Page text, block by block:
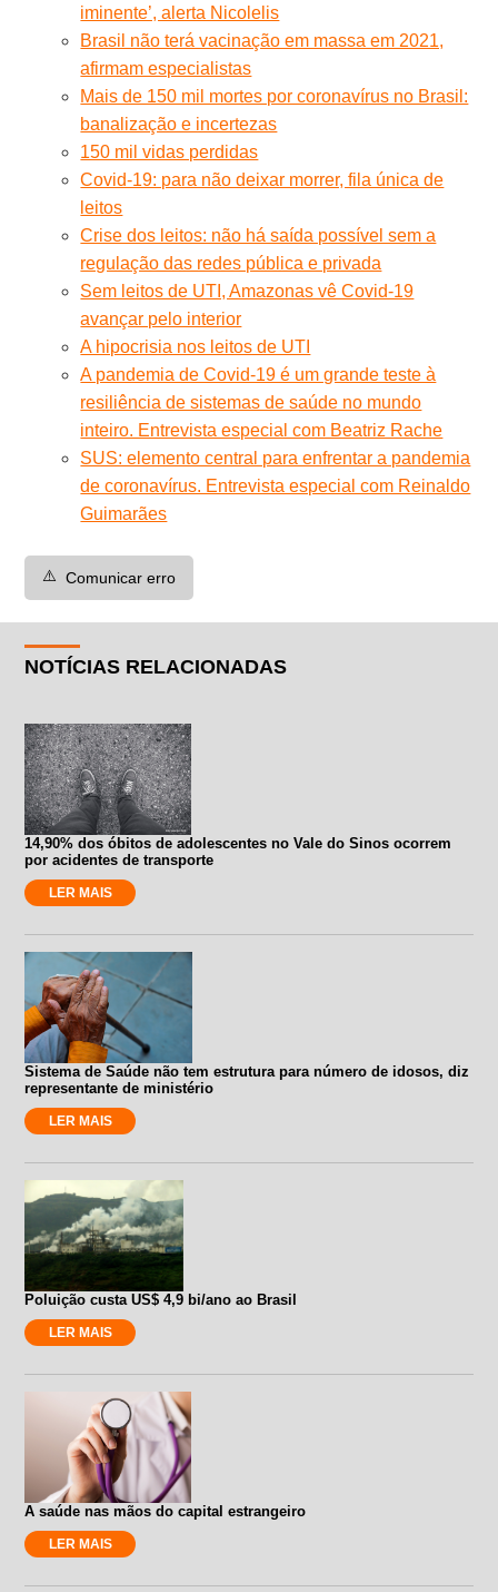
iminente’, alerta Nicolelis
Brasil não terá vacinação em massa em 2021,
afirmam especialistas
Mais de 150 mil mortes por coronavírus no Brasil:
banalização e incertezas
150 mil vidas perdidas
Covid-19: para não deixar morrer, fila única de
leitos
Crise dos leitos: não há saída possível sem a
regulação das redes pública e privada
Sem leitos de UTI, Amazonas vê Covid-19
avançar pelo interior
A hipocrisia nos leitos de UTI
A pandemia de Covid-19 é um grande teste à
resiliência de sistemas de saúde no mundo
inteiro. Entrevista especial com Beatriz Rache
SUS: elemento central para enfrentar a pandemia
de coronavírus. Entrevista especial com Reinaldo
Guimarães
⚠️ Comunicar erro
NOTÍCIAS RELACIONADAS
14,90% dos óbitos de adolescentes no Vale do Sinos ocorrem
por acidentes de transporte
LER MAIS
Sistema de Saúde não tem estrutura para número de idosos, diz
representante de ministério
LER MAIS
Poluição custa US$ 4,9 bi/ano ao Brasil
LER MAIS
A saúde nas mãos do capital estrangeiro
LER MAIS